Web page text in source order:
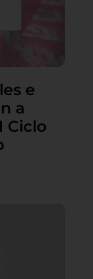
e
a
Ciclo